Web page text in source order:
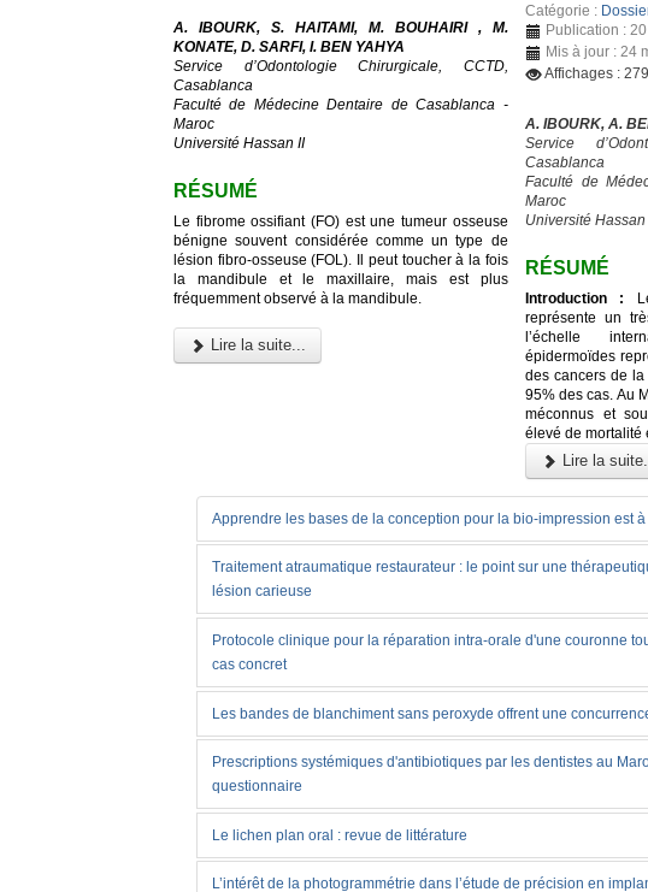
A. IBOURK, S. HAITAMI, M. BOUHAIRI , M.
KONATE, D. SARFI, I. BEN YAHYA
Service d’Odontologie Chirurgicale, CCTD,
Casablanca
Faculté de Médecine Dentaire de Casablanca -
Maroc
Université Hassan II
RÉSUMÉ
Le fibrome ossifiant (FO) est une tumeur osseuse
bénigne souvent considérée comme un type de
lésion fibro-osseuse (FOL). Il peut toucher à la fois
la mandibule et le maxillaire, mais est plus
fréquemment observé à la mandibule.
Lire la suite...
Catégorie :
Publication :
Mis à jour : 24
Affichages :
A. IBOURK, A.
Service
Casablanca
Faculté de
Maroc
Université Hassan
RÉSUMÉ
Introduction :
représente un
l’échelle
épidermoïdes
des cancers de
95% des cas. Au
méconnus et
élevé de mortalité
Lire la
Apprendre les bases de la conception pour la bio-impression est
Traitement atraumatique restaurateur : le point sur une
lésion carieuse
Protocole clinique pour la réparation intra-orale d'une couronne
cas concret
Les bandes de blanchiment sans peroxyde offrent une
Prescriptions systémiques d'antibiotiques par les dentistes au
questionnaire
Le lichen plan oral : revue de littérature
L’intérêt de la photogrammétrie dans l’étude de précision en